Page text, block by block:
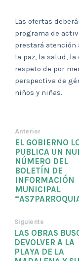
Las ofertas
programa de
prestará atención
la paz, la salud,
respeto de por
perspectiva de
niños y niñas.
Anterior
EL GOBIERNO
PUBLICA UN
NÚMERO DEL
BOLETÍN DE
INFORMACIÓN
MUNICIPAL
Siguiente
LAS OBRAS
DEVOLVER A LA
PLAYA DE LA